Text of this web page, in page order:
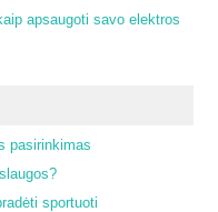
apsaugoti savo elektros
pasirinkimas
sportuoti